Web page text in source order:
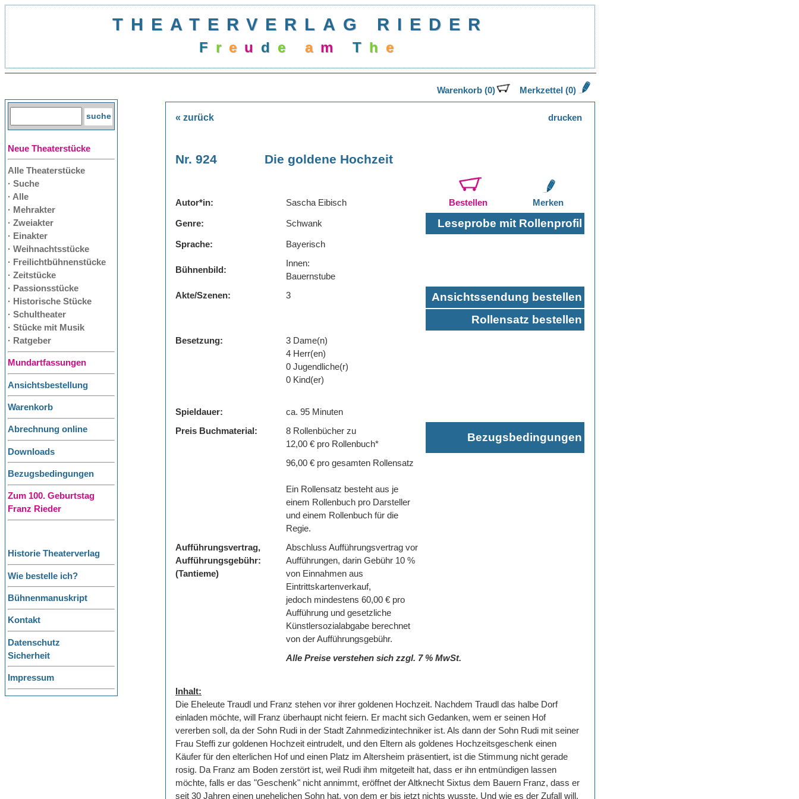
THEATERVERLAG RIEDER
F r e u d e a m T h e
Neue Theaterstücke
Alle Theaterstücke
· Suche
· Alle
· Mehrakter
· Zweiakter
· Einakter
· Weihnachtsstücke
· Freilichtbühnenstücke
· Zeitstücke
· Passionsstücke
· Historische Stücke
· Schultheater
· Stücke mit Musik
· Ratgeber
Mundartfassungen
Ansichtsbestellung
Warenkorb
Abrechnung online
Downloads
Bezugsbedingungen
Zum 100. Geburtstag
Franz Rieder
Historie Theaterverlag
Wie bestelle ich?
Bühnenmanuskript
Kontakt
Datenschutz
Sicherheit
Impressum
Warenkorb (0) Merkzettel (0)
« zurück drucken
Nr. 924 Die goldene Hochzeit
Autor*in: Sascha Eibisch Bestellen Merken
Genre: Schwank Leseprobe mit Rollenprofil
Sprache: Bayerisch
Bühnenbild:
Innen:
Bauernstube
Akte/Szenen:
3
Ansichtssendung bestellen
Rollensatz bestellen
Besetzung:
3 Dame(n)
4 Herr(en)
0 Jugendliche(r)
0 Kind(er)
Spieldauer:
ca. 95 Minuten
Preis Buchmaterial:
8 Rollenbücher zu
12,00 € pro Rollenbuch*
Bezugsbedingungen
96,00 € pro gesamten Rollensatz
Ein Rollensatz besteht aus je
einem Rollenbuch pro Darsteller
und einem Rollenbuch für die
Regie.
Aufführungsvertrag,
Aufführungsgebühr:
(Tantieme)
Abschluss Aufführungsvertrag vor
Aufführungen, darin Gebühr 10 %
von Einnahmen aus
Eintrittskartenverkauf,
jedoch mindestens 60,00 € pro
Aufführung und gesetzliche
Künstlersozialabgabe berechnet
von der Aufführungsgebühr.
Alle Preise verstehen sich zzgl. 7 % MwSt.
Inhalt:
Die Eheleute Traudl und Franz stehen vor ihrer goldenen Hochzeit. Nachdem Traudl das halbe Dorf
einladen möchte, will Franz überhaupt nicht feiern. Er macht sich Gedanken, wem er seinen Hof
vererben soll, da der Sohn Rudi in der Stadt Zahnmedizintechniker ist. Als dann der Sohn Rudi mit seiner
Frau Steffi zur goldenen Hochzeit eintrudelt, und den Eltern als goldenes Hochzeitsgeschenk einen
Käufer für den elterlichen Hof und einen Platz im Altersheim präsentiert, ist die Stimmung nicht gerade
rosig. Da Franz am Boden zerstört ist, weil Rudi ihm mitgeteilt hat, dass er ihn entmündigen lassen
möchte, falls er das "Geschenk" nicht annimmt, eröffnet der Altknecht Sixtus dem Bauern Franz, dass er
seit 30 Jahren einen unehelichen Sohn hat, von dem er bis jetzt nichts wusste. Und wie es der Zufall will,